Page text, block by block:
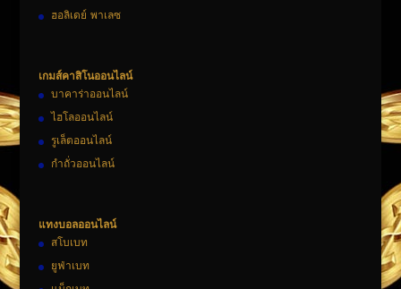
ฮอลิเดย์ พาเลซ
เกมส์คาสิโนออนไลน์
บาคาร่าออนไลน์
ไฮโลออนไลน์
รูเล็ตออนไลน์
กำถั่วออนไลน์
แทงบอลออนไลน์
สโบเบท
ยูฟ่าเบท